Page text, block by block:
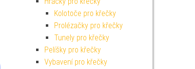
Kolotoče pro křečky
Prolézačky pro křečky
Tunely pro křečky
Pelíšky pro křečky
Vybavení pro křečky